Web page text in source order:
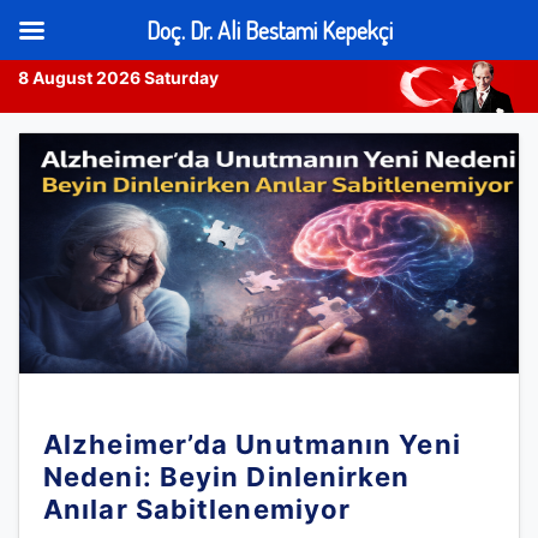
8 August 2026 Saturday
content
Alzheimer’da Unutmanın Yeni
Nedeni: Beyin Dinlenirken
Anılar Sabitlenemiyor
Doç. Dr. Ali Bestami Kepekçi